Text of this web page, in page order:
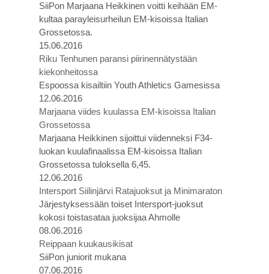
SiiPon Marjaana Heikkinen voitti keihään EM-
kultaa parayleisurheilun EM-kisoissa Italian
Grossetossa.
15.06.2016
Riku Tenhunen paransi piirinennätystään
kiekonheitossa
Espoossa kisailtiin Youth Athletics Gamesissa
12.06.2016
Marjaana viides kuulassa EM-kisoissa Italian
Grossetossa
Marjaana Heikkinen sijoittui viidenneksi F34-
luokan kuulafinaalissa EM-kisoissa Italian
Grossetossa tuloksella 6,45.
12.06.2016
Intersport Siilinjärvi Ratajuoksut ja Minimaraton
Järjestyksessään toiset Intersport-juoksut
kokosi toistasataa juoksijaa Ahmolle
08.06.2016
Reippaan kuukausikisat
SiiPon juniorit mukana
07.06.2016